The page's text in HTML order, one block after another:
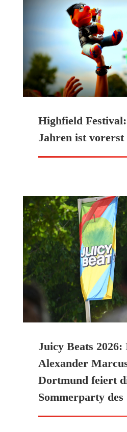
Highfield
Jahren ist vorerst
Juicy Beats
Alexander
Dortmund feiert
Sommerparty des